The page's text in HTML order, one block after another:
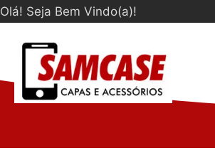
Olá! Seja Bem Vindo(a)!